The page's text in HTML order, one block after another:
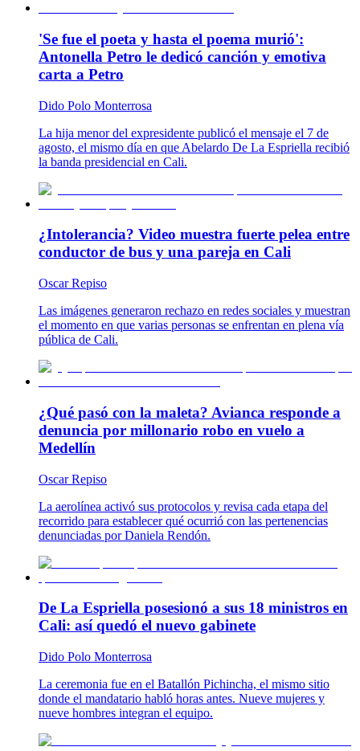
'Se fue el poeta y hasta el poema murió':
Antonella Petro le dedicó canción y emotiva
carta a Petro
Dido Polo Monterrosa
La hija menor del expresidente publicó el mensaje el 7 de
agosto, el mismo día en que Abelardo De La Espriella recibió
la banda presidencial en Cali.
¿Intolerancia? Video muestra fuerte pelea entre
conductor de bus y una pareja en Cali
Oscar Repiso
Las imágenes generaron rechazo en redes sociales y muestran
el momento en que varias personas se enfrentan en plena vía
pública de Cali.
¿Qué pasó con la maleta? Avianca responde a
denuncia por millonario robo en vuelo a
Medellín
Oscar Repiso
La aerolínea activó sus protocolos y revisa cada etapa del
recorrido para establecer qué ocurrió con las pertenencias
denunciadas por Daniela Rendón.
De La Espriella posesionó a sus 18 ministros en
Cali: así quedó el nuevo gabinete
Dido Polo Monterrosa
La ceremonia fue en el Batallón Pichincha, el mismo sitio
donde el mandatario habló horas antes. Nueve mujeres y
nueve hombres integran el equipo.